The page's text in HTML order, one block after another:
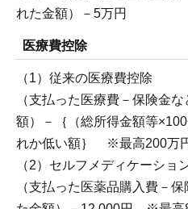
れた金額）－5万円
医療費控除
（1）従来の医療費控除
（支払った医療費－保険金
額）－｛（総所得金額等
れか低い額｝ ※最高200万
（2）セルフメディケーショ
（支払った医薬品購入費－